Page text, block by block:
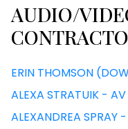
AUDIO/
ERIN THOMSON
ALEXA STRATUIK - AV
ALEXANDREA SPRAY